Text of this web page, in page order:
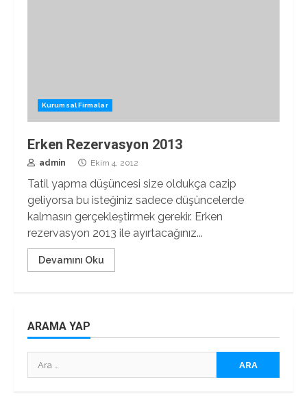
Kurumsal Firmalar
Erken Rezervasyon 2013
admin Ekim 4, 2012
Tatil yapma düşüncesi size oldukça cazip
geliyorsa bu isteğiniz sadece düşüncelerde
kalmasın gerçekleştirmek gerekir. Erken
rezervasyon 2013 ile ayırtacağınız...
Devamını Oku
ARAMA YAP
Arama: